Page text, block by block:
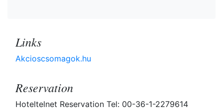
Links
Akcioscsomagok.hu
Reservation
Hoteltelnet Reservation Tel: 00-36-1-2279614